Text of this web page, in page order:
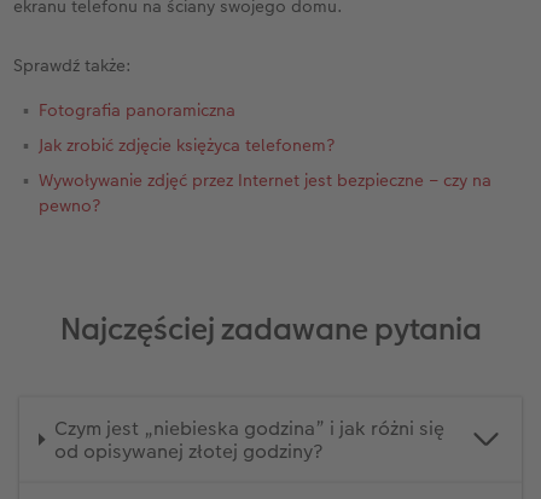
ekranu telefonu na ściany swojego domu.
Sprawdź także:
Fotografia panoramiczna
Jak zrobić zdjęcie księżyca telefonem?
Wywoływanie zdjęć przez Internet jest bezpieczne – czy na
pewno?
Najczęściej zadawane pytania
Czym jest „niebieska godzina” i jak różni się
od opisywanej złotej godziny?